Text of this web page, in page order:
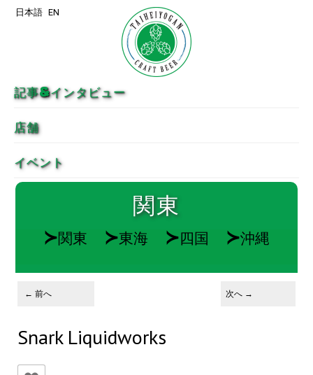
記事&インタビュー
店舗
イベント
日本語 EN
関東
≻関東 ≻東海 ≻四国 ≻沖縄
投稿ナビゲーション
← 前へ 次へ →
Snark Liquidworks